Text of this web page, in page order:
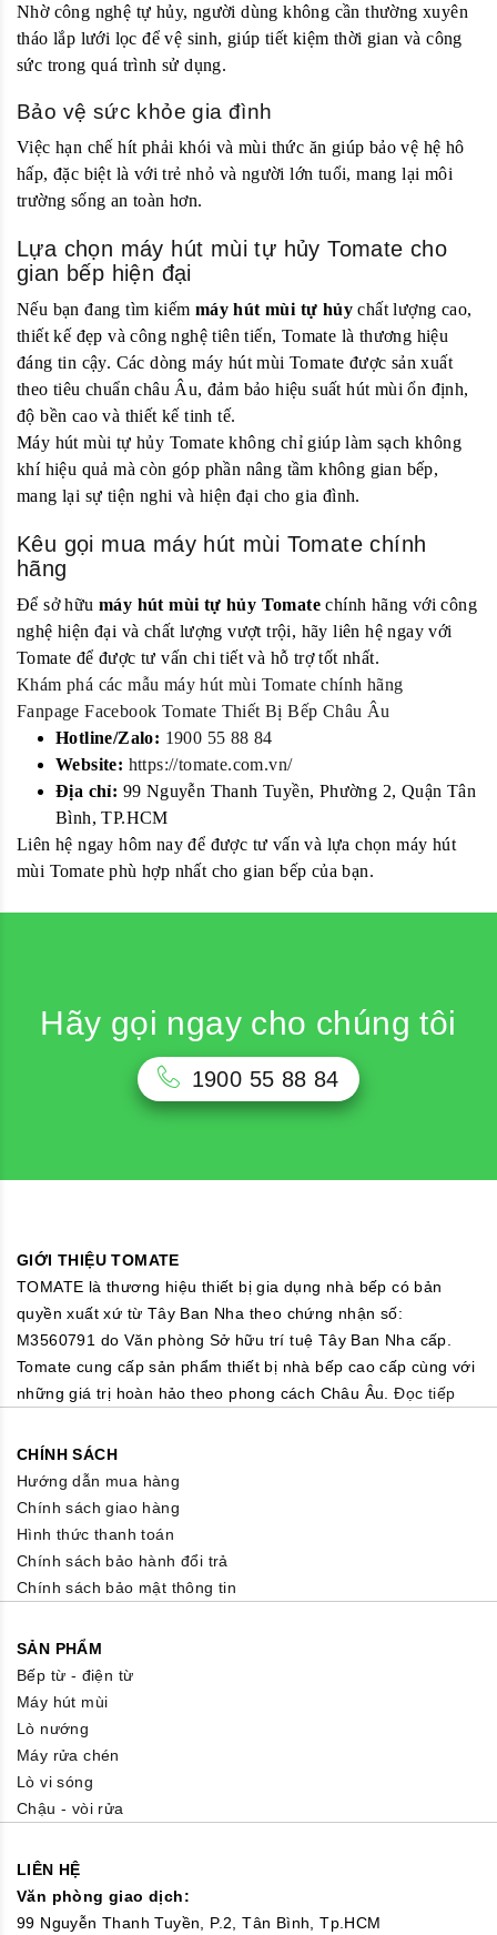
Nhờ công nghệ tự hủy, người dùng không cần thường xuyên
tháo lắp lưới lọc để vệ sinh, giúp tiết kiệm thời gian và công
sức trong quá trình sử dụng.
Bảo vệ sức khỏe gia đình
Việc hạn chế hít phải khói và mùi thức ăn giúp bảo vệ hệ hô
hấp, đặc biệt là với trẻ nhỏ và người lớn tuổi, mang lại môi
trường sống an toàn hơn.
Lựa chọn máy hút mùi tự hủy Tomate cho
gian bếp hiện đại
Nếu bạn đang tìm kiếm máy hút mùi tự hủy chất lượng cao,
thiết kế đẹp và công nghệ tiên tiến, Tomate là thương hiệu
đáng tin cậy. Các dòng máy hút mùi Tomate được sản xuất
theo tiêu chuẩn châu Âu, đảm bảo hiệu suất hút mùi ổn định,
độ bền cao và thiết kế tinh tế.
Máy hút mùi tự hủy Tomate không chỉ giúp làm sạch không
khí hiệu quả mà còn góp phần nâng tầm không gian bếp,
mang lại sự tiện nghi và hiện đại cho gia đình.
Kêu gọi mua máy hút mùi Tomate chính
hãng
Để sở hữu máy hút mùi tự hủy Tomate chính hãng với công
nghệ hiện đại và chất lượng vượt trội, hãy liên hệ ngay với
Tomate để được tư vấn chi tiết và hỗ trợ tốt nhất.
Khám phá các mẫu máy hút mùi Tomate chính hãng
Fanpage Facebook Tomate Thiết Bị Bếp Châu Âu
Hotline/Zalo: 1900 55 88 84
Website: https://tomate.com.vn/
Địa chỉ: 99 Nguyễn Thanh Tuyền, Phường 2, Quận Tân
Bình, TP.HCM
Liên hệ ngay hôm nay để được tư vấn và lựa chọn máy hút
mùi Tomate phù hợp nhất cho gian bếp của bạn.
Hãy gọi ngay cho chúng tôi
1900 55 88 84
GIỚI THIỆU TOMATE
TOMATE là thương hiệu thiết bị gia dụng nhà bếp có bản
quyền xuất xứ từ Tây Ban Nha theo chứng nhận số:
M3560791 do Văn phòng Sở hữu trí tuệ Tây Ban Nha cấp.
Tomate cung cấp sản phẩm thiết bị nhà bếp cao cấp cùng với
những giá trị hoàn hảo theo phong cách Châu Âu.Đọc tiếp
CHÍNH SÁCH
Hướng dẫn mua hàng
Chính sách giao hàng
Hình thức thanh toán
Chính sách bảo hành đổi trả
Chính sách bảo mật thông tin
SẢN PHẨM
Bếp từ - điện từ
Máy hút mùi
Lò nướng
Máy rửa chén
Lò vi sóng
Chậu - vòi rửa
LIÊN HỆ
Văn phòng giao dịch:
99 Nguyễn Thanh Tuyền, P.2, Tân Bình, Tp.HCM